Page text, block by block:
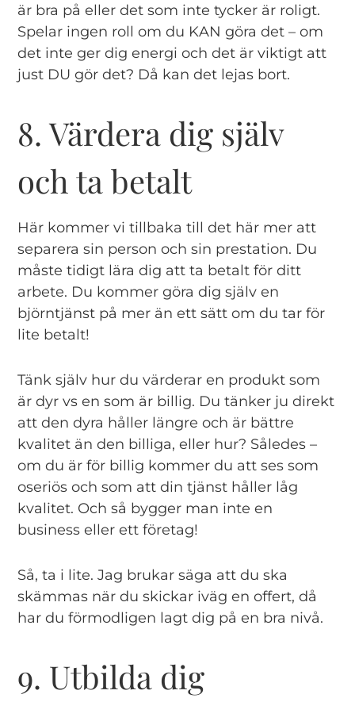
är bra på eller det som inte tycker är roligt.
Spelar ingen roll om du KAN göra det – om
det inte ger dig energi och det är viktigt att
just DU gör det? Då kan det lejas bort.
8. Värdera dig själv
och ta betalt
Här kommer vi tillbaka till det här mer att
separera sin person och sin prestation. Du
måste tidigt lära dig att ta betalt för ditt
arbete. Du kommer göra dig själv en
björntjänst på mer än ett sätt om du tar för
lite betalt!
Tänk själv hur du värderar en produkt som
är dyr vs en som är billig. Du tänker ju direkt
att den dyra håller längre och är bättre
kvalitet än den billiga, eller hur? Således –
om du är för billig kommer du att ses som
oseriös och som att din tjänst håller låg
kvalitet. Och så bygger man inte en
business eller ett företag!
Så, ta i lite. Jag brukar säga att du ska
skämmas när du skickar iväg en offert, då
har du förmodligen lagt dig på en bra nivå.
9. Utbilda dig